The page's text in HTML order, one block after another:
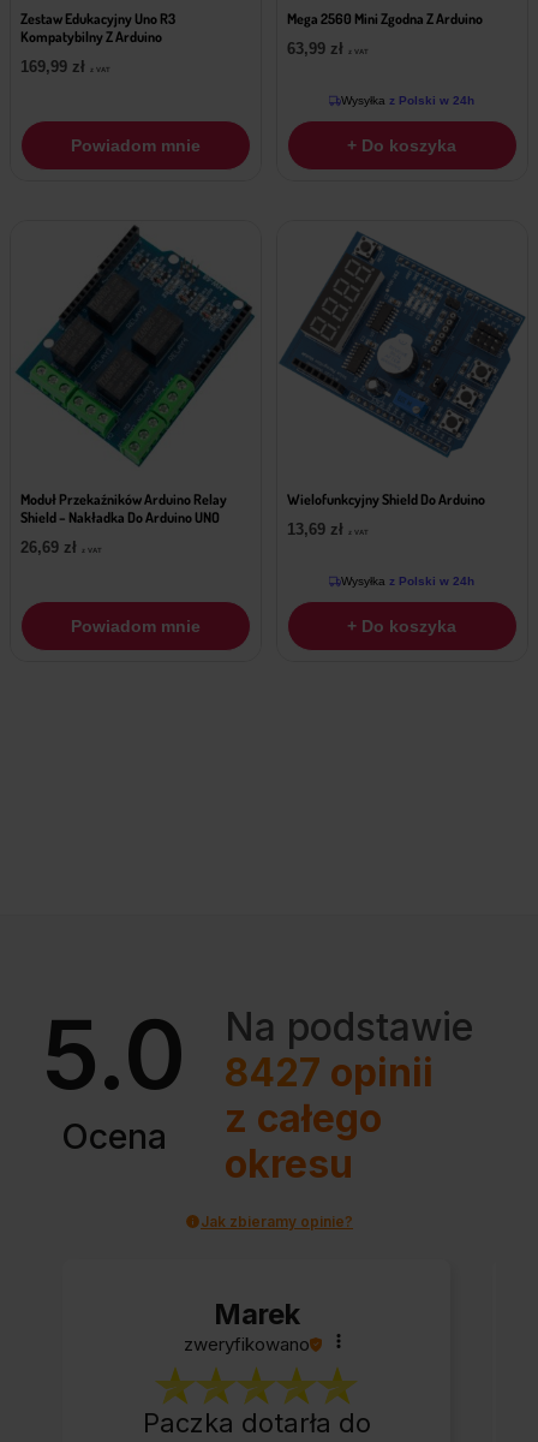
Zestaw Edukacyjny Uno R3
Kompatybilny Z Arduino
169,99 zł z VAT
Powiadom mnie
Mega 2560 Mini Zgodna Z Arduino
63,99 zł z VAT
Wysyłka z Polski w 24h
+ Do koszyka
Moduł Przekaźników Arduino Relay
Shield – Nakładka Do Arduino UNO
26,69 zł z VAT
Powiadom mnie
Wielofunkcyjny Shield Do Arduino
13,69 zł z VAT
Wysyłka z Polski w 24h
+ Do koszyka
5.0
Ocena
Na podstawie
8427 opinii
z całego
okresu
Jak zbieramy opinie?
Marek
zweryfikowano
Paczka dotarła do